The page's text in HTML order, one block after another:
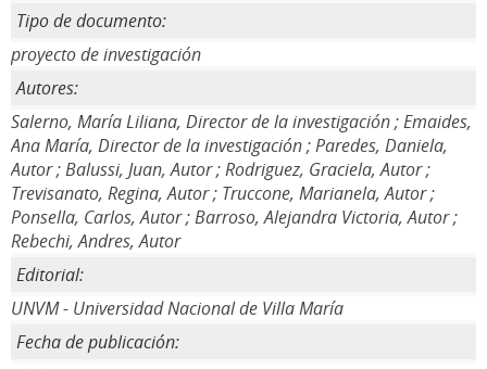
Tipo de documento:
proyecto de investigación
Autores:
Salerno, María Liliana, Director de la investigación ; Emaides,
Ana María, Director de la investigación ; Paredes, Daniela,
Autor ; Balussi, Juan, Autor ; Rodriguez, Graciela, Autor ;
Trevisanato, Regina, Autor ; Truccone, Marianela, Autor ;
Ponsella, Carlos, Autor ; Barroso, Alejandra Victoria, Autor ;
Rebechi, Andres, Autor
Editorial:
UNVM - Universidad Nacional de Villa María
Fecha de publicación: